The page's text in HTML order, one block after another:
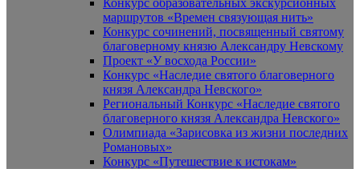
Конкурс образовательных экскурсионных
маршрутов «Времен связующая нить»
Конкурс сочинений, посвященный святому
благоверному князю Александру Невскому
Проект «У восхода России»
Конкурс «Наследие святого благоверного
князя Александра Невского»
Региональный Конкурс «Наследие святого
благоверного князя Александра Невского»
Олимпиада «Зарисовка из жизни последних
Романовых»
Конкурс «Путешествие к истокам»